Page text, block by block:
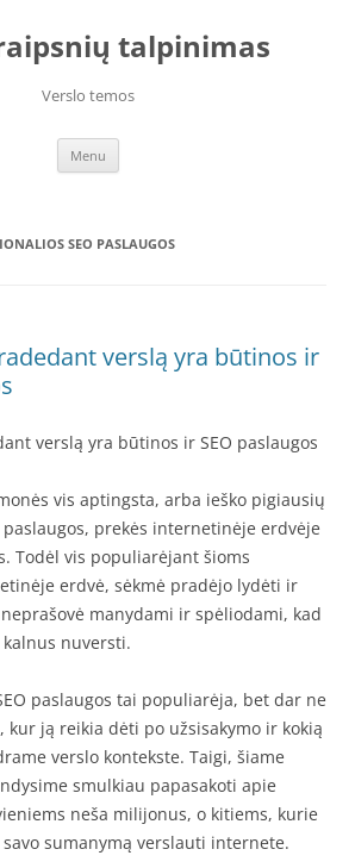
talpinimas
Verslo temos
Menu
SEO PASLAUGOS
verslą yra būtinos ir
verslą yra būtinos ir SEO paslaugos
vis aptingsta, arba ieško pigiausių
paslaugos, prekės internetinėje erdvėje
Todėl vis populiarėjant šioms
erdvė, sėkmė pradėjo lydėti ir
manydami ir spėliodami, kad
nuversti.
paslaugos tai populiarėja, bet dar ne
kur ją reikia dėti po užsisakymo ir kokią
verslo kontekste. Taigi, šiame
smulkiau papasakoti apie
neša milijonus, o kitiems, kurie
sumanymą verslauti internete.